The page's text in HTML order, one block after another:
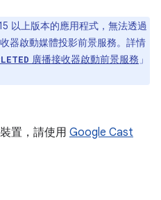
以上版本的應用程式，無法透過
器啟動媒體投影前景服務。詳情
廣播接收器啟動前景服務 」
置，請使用 Google Cast